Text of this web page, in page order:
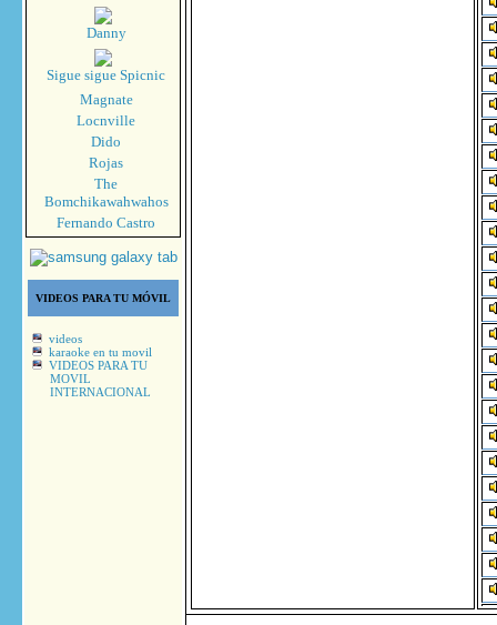
Danny
Sigue sigue Spicnic
Magnate
Locnville
Dido
Rojas
The
Bomchikawahwahos
Fernando Castro
VIDEOS PARA TU MÓVIL
videos
karaoke en tu movil
VIDEOS PARA TU
MOVIL
INTERNACIONAL